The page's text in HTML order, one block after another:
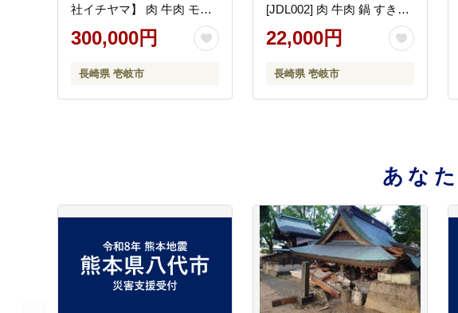
社イチヤマ】 肉 牛肉 モモ
ブロック ステーキ BBQ
[JFE097] 300000 300000円
300,000円
長崎県 壱岐市
[JDL002] 肉 牛肉 鍋 すき焼
き しゃぶしゃぶ 薄切り
22000 22000円 2万円
22,000円
長崎県 壱岐市
あな